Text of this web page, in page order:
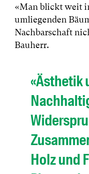
«Man blickt weit
umliegenden
Nachbarschaft
Bauherr.
«Ästhetik
Holz und